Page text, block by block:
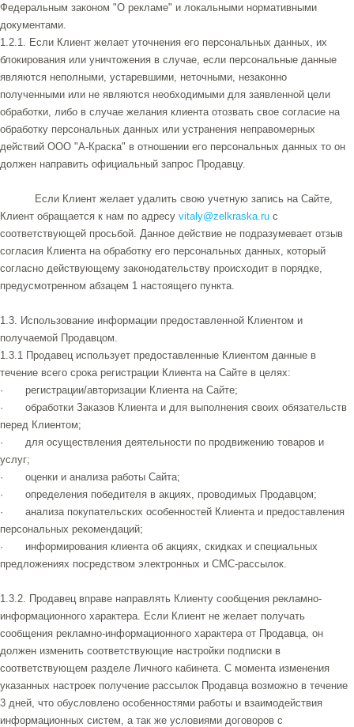
Федеральным законом "О рекламе" и локальными нормативными
документами.
1.2.1. Если Клиент желает уточнения его персональных данных, их
блокирования или уничтожения в случае, если персональные данные
являются неполными, устаревшими, неточными, незаконно
полученными или не являются необходимыми для заявленной цели
обработки, либо в случае желания клиента отозвать свое согласие на
обработку персональных данных или устранения неправомерных
действий ООО "А-Краска" в отношении его персональных данных то он
должен направить официальный запрос Продавцу.
Если Клиент желает удалить свою учетную запись на Сайте,
Клиент обращается к нам по адресу vitaly@zelkraska.ru с
соответствующей просьбой. Данное действие не подразумевает отзыв
согласия Клиента на обработку его персональных данных, который
согласно действующему законодательству происходит в порядке,
предусмотренном абзацем 1 настоящего пункта.
1.3. Использование информации предоставленной Клиентом и
получаемой Продавцом.
1.3.1 Продавец использует предоставленные Клиентом данные в
течение всего срока регистрации Клиента на Сайте в целях:
· регистрации/авторизации Клиента на Сайте;
· обработки Заказов Клиента и для выполнения своих обязательств
перед Клиентом;
· для осуществления деятельности по продвижению товаров и
услуг;
· оценки и анализа работы Сайта;
· определения победителя в акциях, проводимых Продавцом;
· анализа покупательских особенностей Клиента и предоставления
персональных рекомендаций;
· информирования клиента об акциях, скидках и специальных
предложениях посредством электронных и СМС-рассылок.
1.3.2. Продавец вправе направлять Клиенту сообщения рекламно-
информационного характера. Если Клиент не желает получать
сообщения рекламно-информационного характера от Продавца, он
должен изменить соответствующие настройки подписки в
соответствующем разделе Личного кабинета. С момента изменения
указанных настроек получение рассылок Продавца возможно в течение
3 дней, что обусловлено особенностями работы и взаимодействия
информационных систем, а так же условиями договоров с